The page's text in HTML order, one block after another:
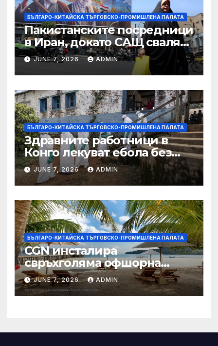
БЪЛГАРО-КИТАЙСКА ТЪРГОВСКО-ПРОМИШЛЕНА ПАЛАТА
Пакистанските посредници
в Иран, докато САЩ свалят
дронове, Ливан търси мир
JUNE 7, 2026 ADMIN
БЪЛГАРО-КИТАЙСКА ТЪРГОВСКО-ПРОМИШЛЕНА ПАЛАТА
Здравните работници в
Конго лекуват ебола без
заплащане, докато СЗО
търси ресурси
JUNE 7, 2026 ADMIN
БЪЛГАРО-КИТАЙСКА ТЪРГОВСКО-ПРОМИШЛЕНА ПАЛАТА
CGN инсталира
свръхголяма офшорна
вятърна турбина с мощност
18 MW в Гуангдонг
JUNE 7, 2026 ADMIN